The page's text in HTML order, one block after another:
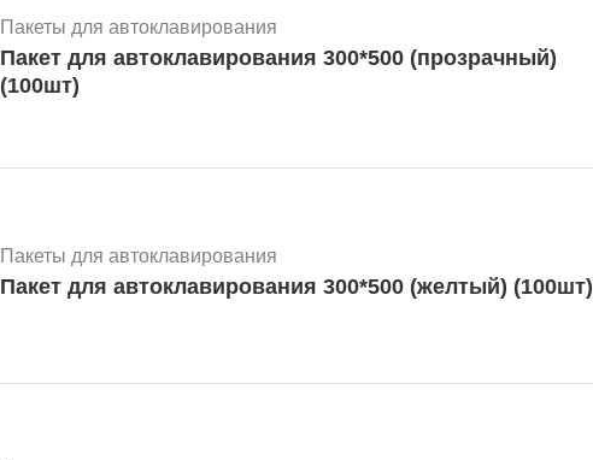
Пакеты для автоклавирования
Пакет для автоклавирования 300*500 (прозрачный)
(100шт)
Пакеты для автоклавирования
Пакет для автоклавирования 300*500 (желтый) (100шт)